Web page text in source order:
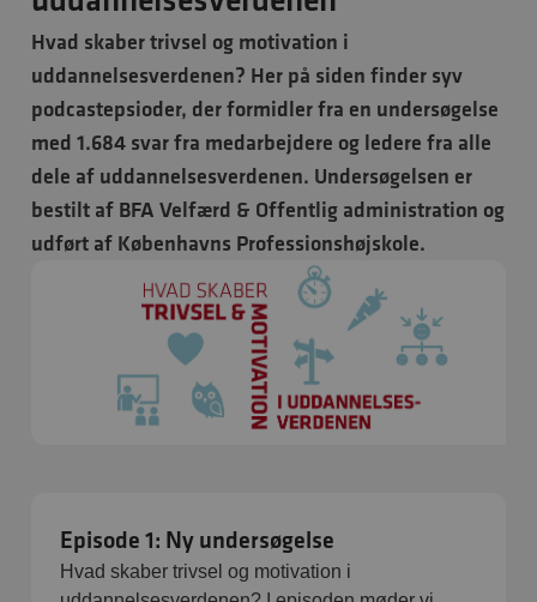
Hvad skaber trivsel og motivation i
uddannelsesverdenen? Her på siden finder syv
podcastepsioder, der formidler fra en undersøgelse
med 1.684 svar fra medarbejdere og ledere fra alle
dele af uddannelsesverdenen. Undersøgelsen er
bestilt af BFA Velfærd & Offentlig administration og
udført af Københavns Professionshøjskole.
Episode 1: Ny undersøgelse
Hvad skaber trivsel og motivation i